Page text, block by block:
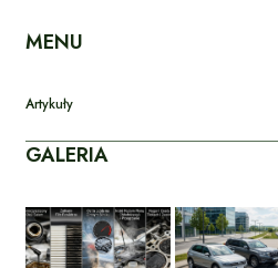
MENU
Artykuły
GALERIA